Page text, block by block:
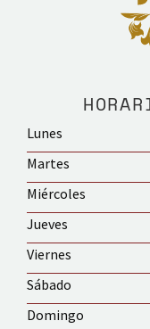
Lunes
Martes
Miércoles
Jueves
Viernes
Sábado
Domingo